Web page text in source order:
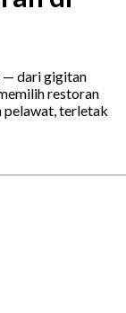
— dari gigitan
restoran
pelawat, terletak